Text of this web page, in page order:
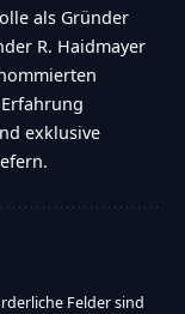
als Gründer
R. Haidmayer
exklusive
Felder sind